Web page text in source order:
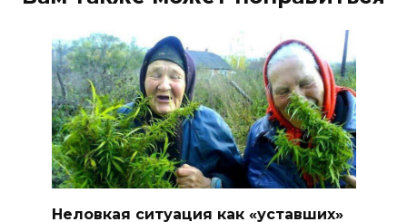
Неловкая ситуация как «уставших»